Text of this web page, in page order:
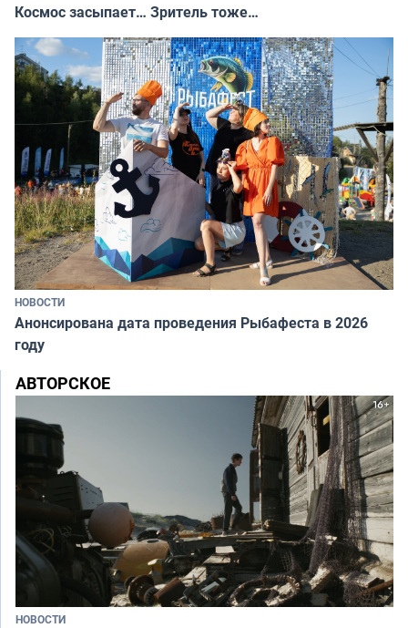
Космос засыпает… Зритель тоже…
НОВОСТИ
Анонсирована дата проведения Рыбафеста в 2026
году
АВТОРСКОЕ
НОВОСТИ